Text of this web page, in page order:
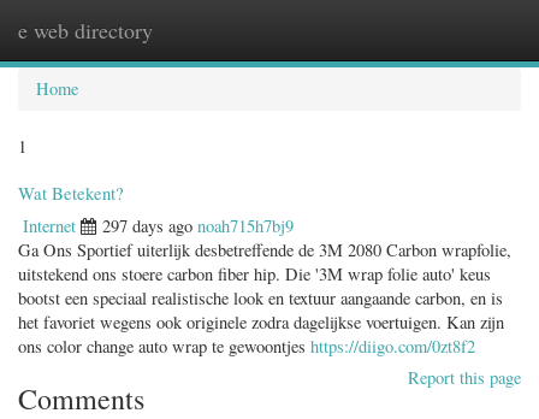
e web directory
Home
1
Wat Betekent?
Internet 297 days ago noah715h7bj9
Ga Ons Sportief uiterlijk desbetreffende de 3M 2080 Carbon wrapfolie,
uitstekend ons stoere carbon fiber hip. Die '3M wrap folie auto' keus
bootst een speciaal realistische look en textuur aangaande carbon, en is
het favoriet wegens ook originele zodra dagelijkse voertuigen. Kan zijn
ons color change auto wrap te gewoontjes https://diigo.com/0zt8f2
Report this page
Comments